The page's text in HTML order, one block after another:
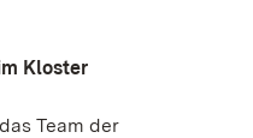
Kloster
Team der